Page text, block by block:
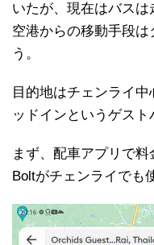
いたが、現在はバスは
空港からの移動手段は
う。
目的地はチェンライ
ッドインというゲスト
まず、配車アプリで料
Boltがチェンライでも